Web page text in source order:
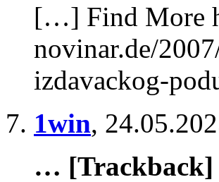
[…] Find More
novinar.de/
izdavackog-
1win,
… [Trackback]